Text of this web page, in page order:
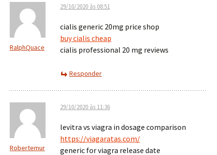
RalphQuace
29/10/2020 às 08:51
cialis generic 20mg price shop
buy cialis cheap
cialis professional 20 mg reviews
Responder
Robertemur
29/10/2020 às 11:36
levitra vs viagra in dosage comparison
https://viagaratas.com/
generic for viagra release date